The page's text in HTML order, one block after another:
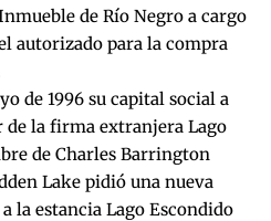
de Río Negro a cargo
autorizado para la compra
de 1996 su capital social a
de la firma extranjera Lago
de Charles Barrington
Lake pidió una nueva
la estancia Lago Escondido